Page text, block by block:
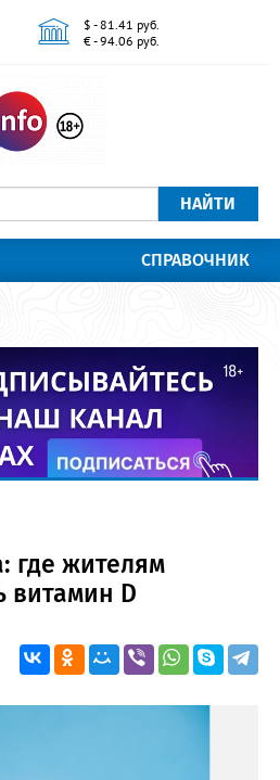
$ - 81.41 руб.
€ - 94.06 руб.
НАЙТИ
СПРАВОЧНИК
где жителям
витамин D